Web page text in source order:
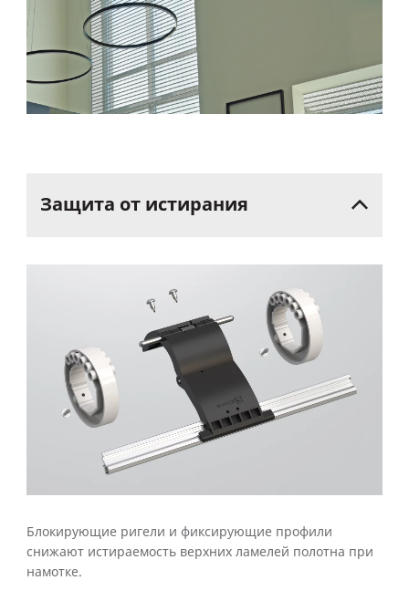
Защита от истирания
Блокирующие ригели и фиксирующие профили
снижают истираемость верхних ламелей полотна при
намотке.